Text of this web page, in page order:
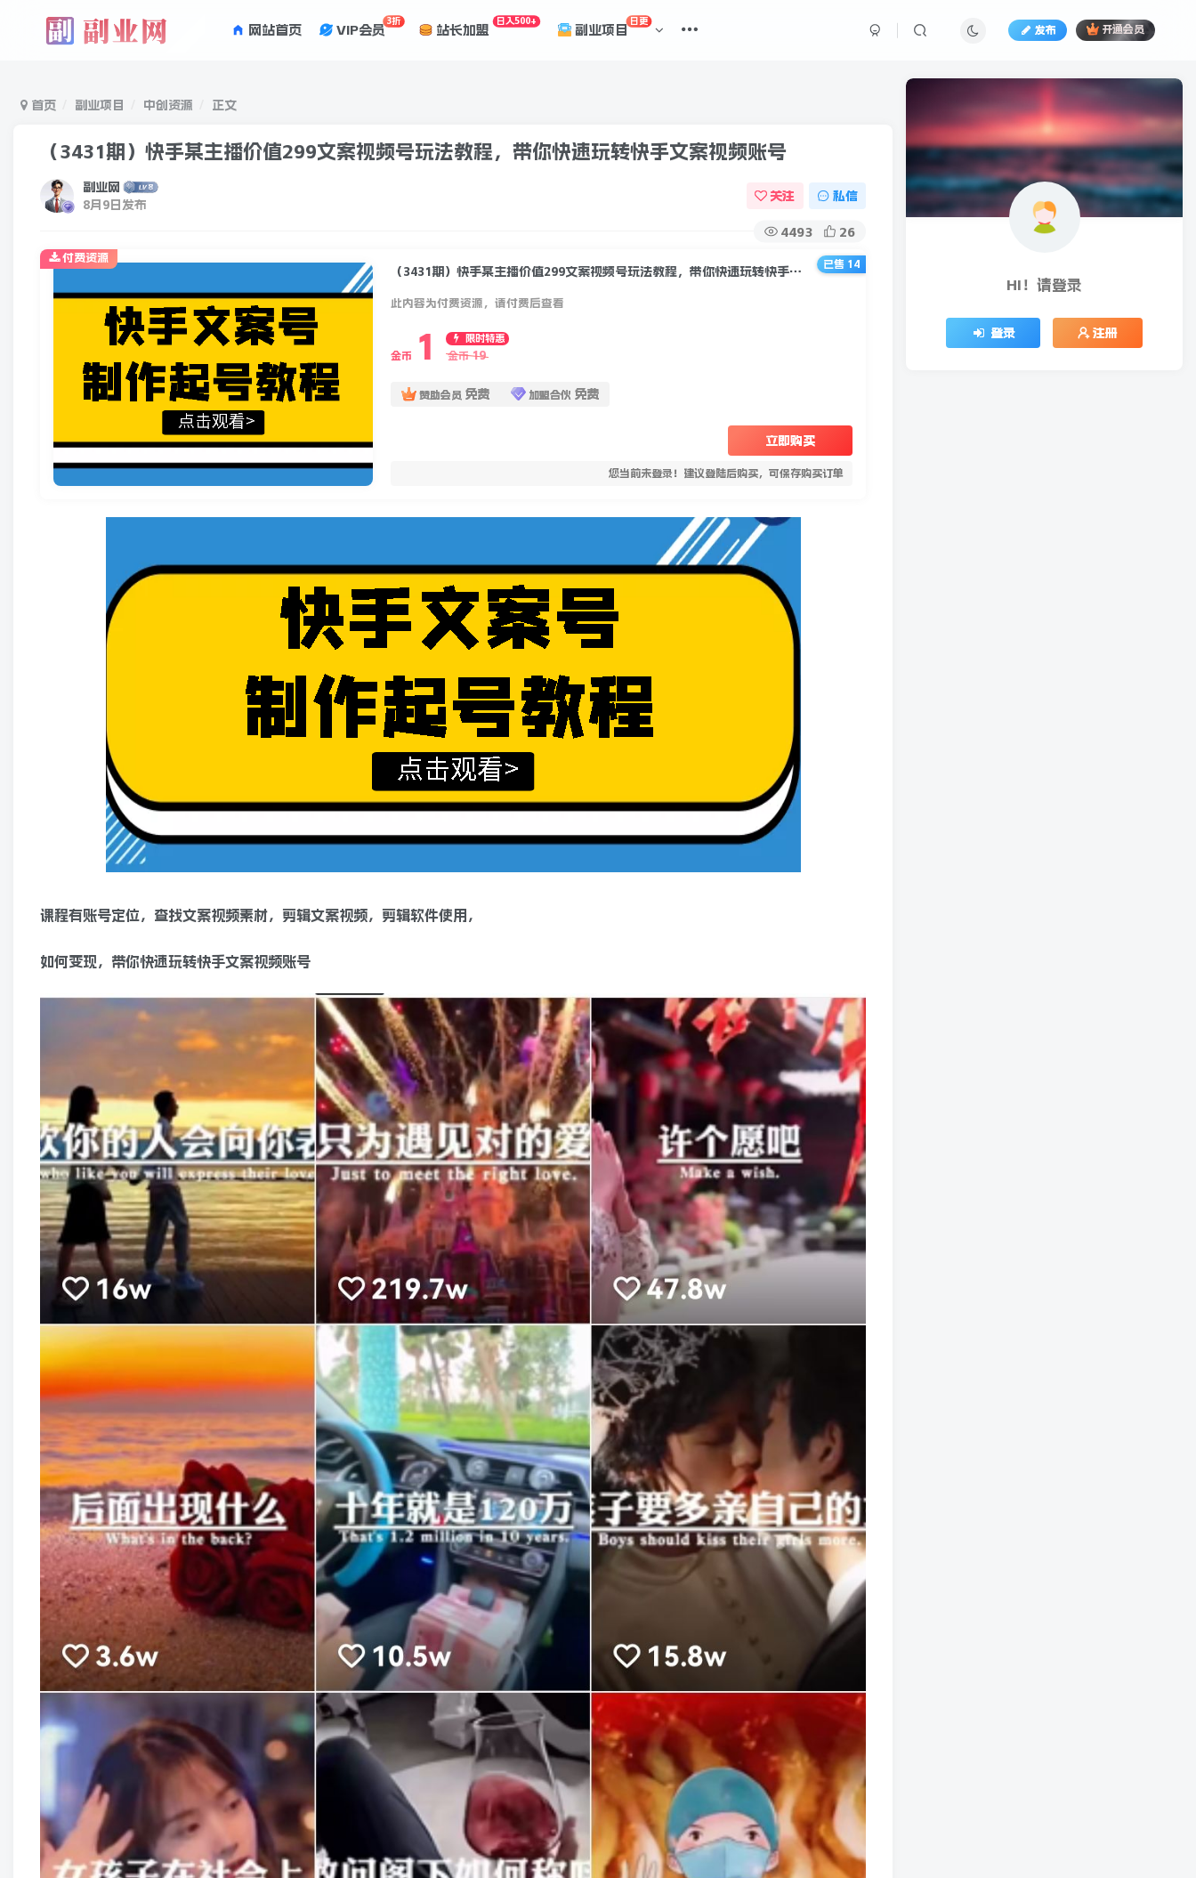
网站首页 VIP会员
3折
站长加盟
日入500+
副业项目
日更
发布 开通会员
首页 副业项目 中创资源 正文
（3431期）快手某主播价值299文案视频号玩法教程，带你快速玩转快手文案视频账号
副业网
8月9日发布
关注 私信
4493 26
（3431期）快手某主播价值299文案视频号玩法教程，带你快速玩转快手文案视频账号
此内容为付费资源，请付费后查看
金币 1
限时特惠
金币 19
赞助会员 免费 加盟合伙 免费
立即购买
您当前未登录！建议登陆后购买，可保存购买订单
付费资源
已售 14
课程有账号定位，查找文案视频素材，剪辑文案视频，剪辑软件使用，
如何变现，带你快速玩转快手文案视频账号
HI！请登录
登录 注册